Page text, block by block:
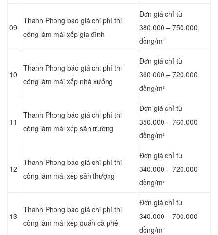
09
Thanh Phong báo giá chi phí thi
công làm mái xếp gia đình
Đơn giá chỉ từ
380.000 – 750.000
đồng/m²
10
Thanh Phong báo giá chi phí thi
công làm mái xếp nhà xưởng
Đơn giá chỉ từ
360.000 – 720.000
đồng/m²
11
Thanh Phong báo giá chi phí thi
công làm mái xếp sân trường
Đơn giá chỉ từ
350.000 – 760.000
đồng/m²
12
Thanh Phong báo giá chi phí thi
công làm mái xếp sân thượng
Đơn giá chỉ từ
340.000 – 720.000
đồng/m²
13
Thanh Phong báo giá chi phí thi
công làm mái xếp quán cà phê
Đơn giá chỉ từ
340.000 – 700.000
đồng/m²